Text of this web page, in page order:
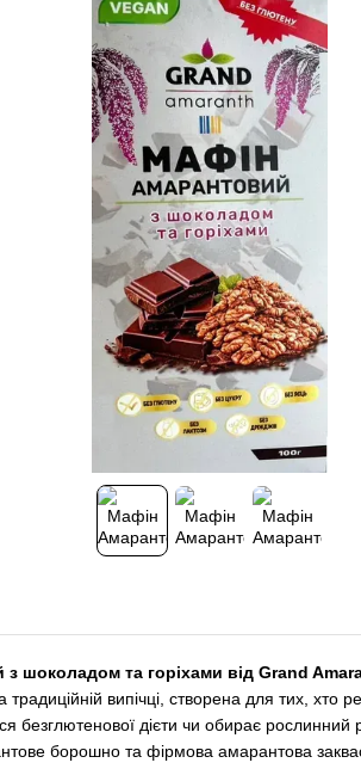
шоколадом та горіхами від Grand
традиційній випічці, створена для тих, хто
безглютенової дієти чи обирає
борошно та фірмова амарантова